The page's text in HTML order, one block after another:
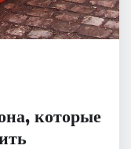
которые